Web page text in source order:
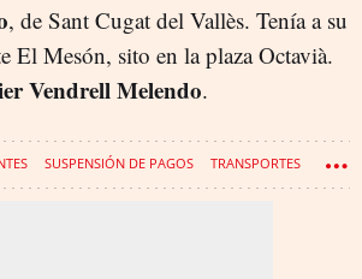
, de Sant Cugat del Vallès. Tenía a su
El Mesón, sito en la plaza Octavià.
Vendrell Melendo.
SUSPENSIÓN DE PAGOS TRANSPORTES